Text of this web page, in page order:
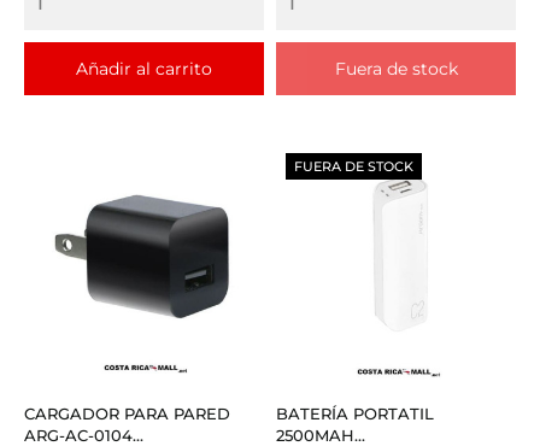
Añadir al carrito Fuera de stock
CARGADOR PARA PARED
ARG-AC-0104...
BATERÍA PORTATIL
2500MAH...
FUERA DE STOCK